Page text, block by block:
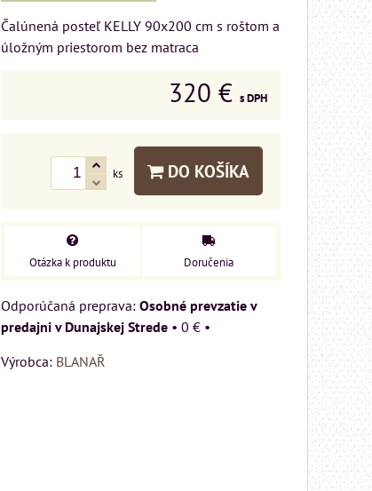
Čalúnená posteľ KELLY 90x200 cm s roštom a
úložným priestorom bez matraca
320 € s DPH
ks DO KOŠÍKA
Otázka k produktu Doručenia
Osobné prevzatie v
predajni v Dunajskej Strede • 0 € •
Výrobca: BLANAŘ